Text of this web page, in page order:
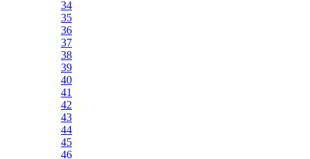
34
35
36
37
38
39
40
41
42
43
44
45
46